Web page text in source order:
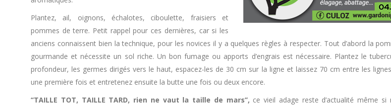
Plantez, ail, oignons, échalotes, ciboulette, fraisiers et
pommes de terre. Petit rappel pour ces dernières, car si les
anciens connaissent bien la technique, pour les novices il y a quelques règles à respecter. Tout d’abord la
gourmande et nécessite un sol riche. Un bon fumage ou apports d’engrais est nécessaire. Plantez le
profondeur, les germes dirigés vers le haut, espacez-les de 30 cm sur la ligne et laissez 70 cm entre les
une première fois et entretenez ensuite la butte une fois ou deux encore.
‘‘TAILLE TOT, TAILLE TARD, rien ne vaut la taille de mars’’, ce vieil adage reste d’actualité même